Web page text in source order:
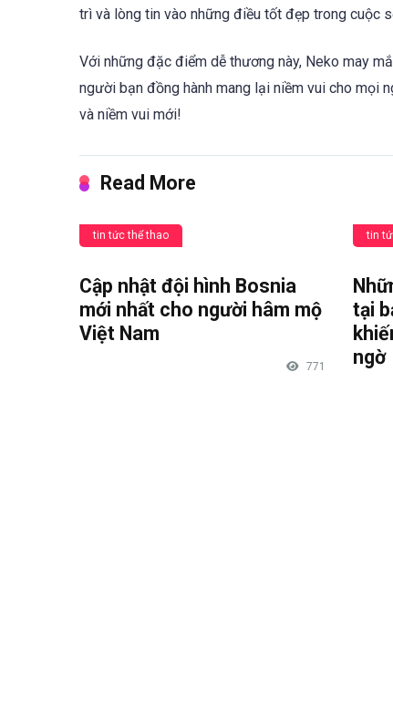
trì và lòng tin vào những điều tốt đẹp trong cuộc
Với những đặc điểm dễ thương này, Neko may
người bạn đồng hành mang lại niềm vui cho mọi
và niềm vui mới!
Read More
tin tức thể thao
Cập nhật đội hình Bosnia
mới nhất cho người hâm mộ
Việt Nam
771
tin
tại
ngờ